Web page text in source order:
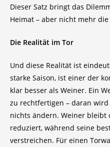
Dieser Satz bringt das
Heimat – aber nicht mehr
Die Realität im Tor
Und diese Realität ist
starke Saison, ist einer der
klar besser als Weiner. Ein
zu rechtfertigen – daran
nichts ändern. Weiner
reduziert, während seine
verstreichen. Für einen